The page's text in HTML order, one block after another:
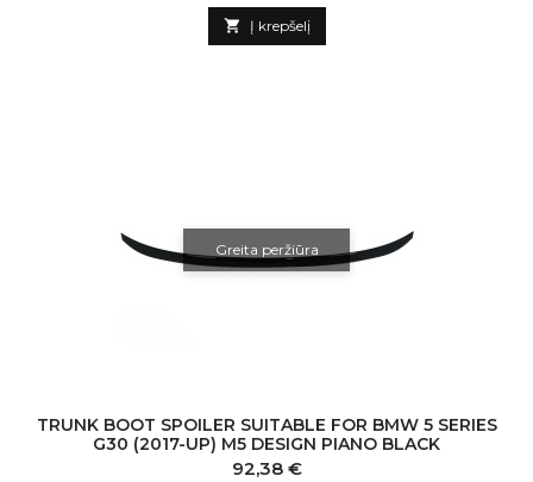
 Į krepšelį
Greita peržiūra
TRUNK BOOT SPOILER SUITABLE FOR BMW 5 SERIES
G30 (2017-UP) M5 DESIGN PIANO BLACK
Kaina
92,38 €